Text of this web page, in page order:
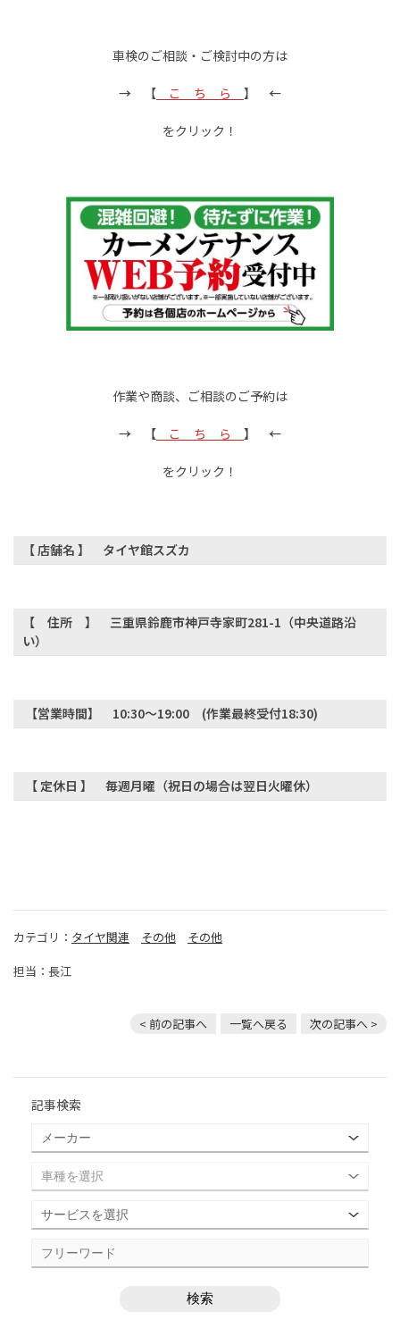
車検のご相談・ご検討中の方は
→ 【 こ ち ら 】 ←
をクリック！
作業や商談、ご相談のご予約は
→ 【 こ ち ら 】 ←
をクリック！
【 店舗名 】 タイヤ館スズカ
【 住所 】 三重県鈴鹿市神戸寺家町281-1（中央道路沿
い）
【営業時間】 10:30～19:00 (作業最終受付18:30)
【 定休日 】 毎週月曜（祝日の場合は翌日火曜休）
カテゴリ： タイヤ関連 その他
その他
担当：長江
< 前の記事へ 一覧へ戻る 次の記事へ >
記事検索